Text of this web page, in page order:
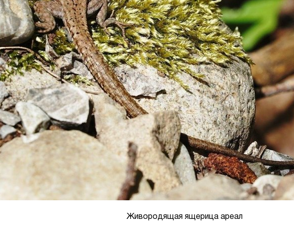
Живородящая ящерица ареал